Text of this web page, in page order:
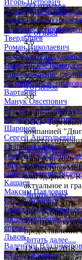
Руководитель
Гражданское и
правовое
Твердышев
Роман Николаевич
Руководитель
Гражданское право,
сопровождение
застройщиков,
Вартанян
Манук Овсепович
Руководитель
Трудовое и
Шаронов
Сергей Анатольевич
Старший юрист
Гражданское право,
сопровождение
сопровождение
Кашаев
Максим Павлович
Старший юрист
Гражданское право,
сопровождение
споры
Львов
Валентин
Старший юрист
212 отзывов
4.9
Google
52 отзыва
4.6
2Gis
3 отзыва
5.0
Zoon
9 отзывов
5.0
14 апреля 2020
ООО "Торговый
компанией
нашего
Читать далее....
9 августа 2026
Коллектив
благодарность
актуальное и
Читать далее....
12 января 2018
ФК "Рубин"
"Двитекс" за
предоставление
Читать далее....
12 января 2018
От имени